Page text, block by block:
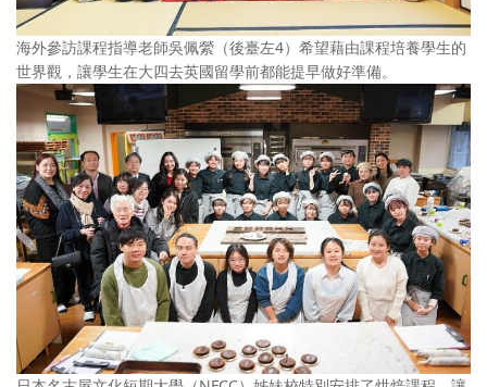
海外參訪課程指導老師吳佩縈（後臺左4）希望藉由課程培養學生的
世界觀，讓學生在大四去英國留學前都能提早做好準備。